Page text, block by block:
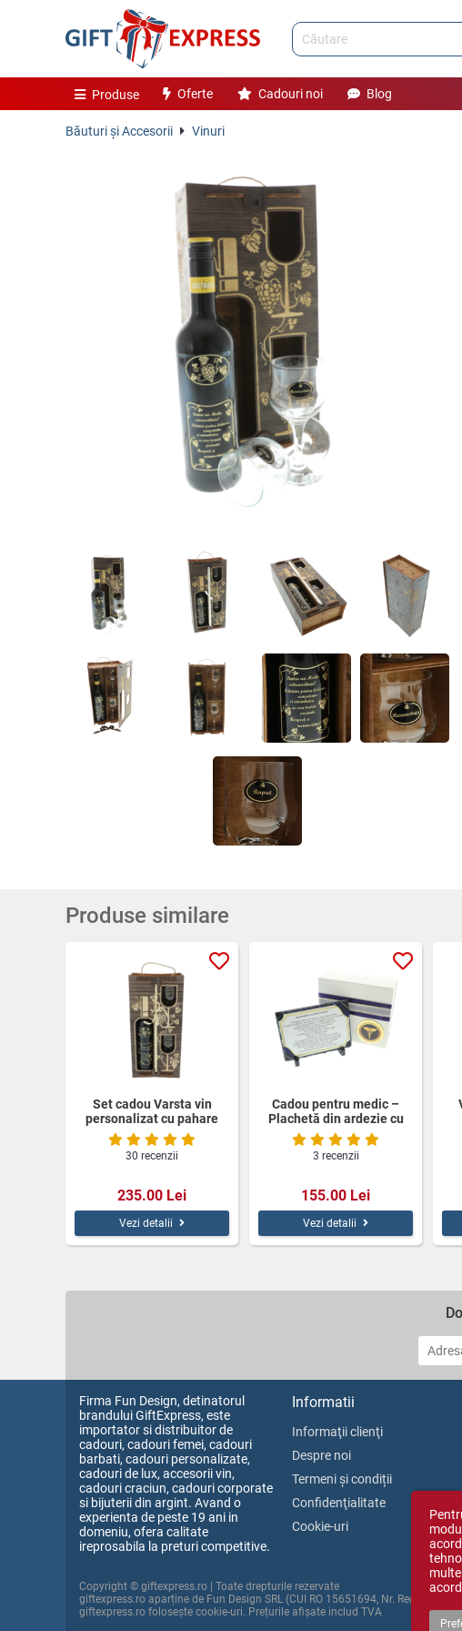
Produse Oferte Cadouri noi Blog
Băuturi și Accesorii Vinuri
Produse similare
Set cadou Varsta vin
personalizat cu pahare
cutie lemn
30 recenzii
235.00 Lei
Vezi detalii
Cadou pentru medic –
Plachetă din ardezie cu
Jurământul lui Hipocrate,
în cutie elegantă
personalizată
3 recenzii
155.00 Lei
Vezi detalii
Firma Fun Design, detinatorul
brandului GiftExpress, este
importator si distribuitor de
cadouri, cadouri femei, cadouri
barbati, cadouri personalizate,
cadouri de lux, accesorii vin,
cadouri craciun, cadouri corporate
si bijuterii din argint. Avand o
experienta de peste 19 ani in
domeniu, ofera calitate
ireprosabila la preturi competitive.
Informatii
Informaţii clienţi
Despre noi
Termeni și condiții
Confidenţialitate
Cookie-uri
Copyright © giftexpress.ro | Toate drepturile rezervate
giftexpress.ro aparține de Fun Design SRL (CUI RO 15651694, Nr. Reg. Com.
giftexpress.ro folosește cookie-uri. Prețurile afișate includ TVA